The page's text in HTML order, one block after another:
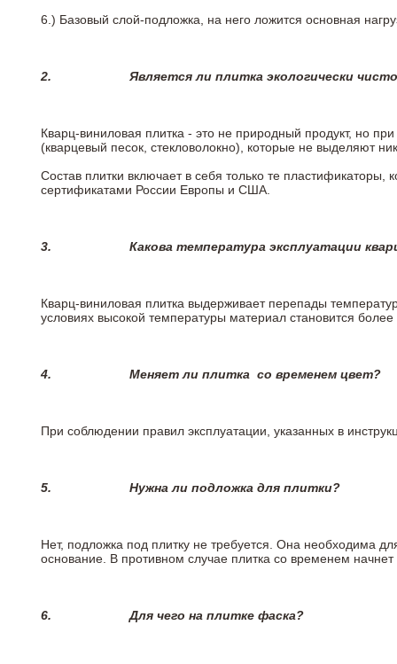
6.) Базовый слой-подложка, на него ложится основная
2. Является ли плитка экологически
Кварц-виниловая плитка - это не природный продукт, но
(кварцевый песок, стекловолокно), которые не выделяют
Состав плитки включает в себя только те
сертификатами России Европы и США.
3. Какова температура эксплуатации
Кварц-виниловая плитка выдерживает перепады
условиях высокой температуры материал становится
4. Меняет ли плитка со временем цвет?
При соблюдении правил эксплуатации, указанных в
5. Нужна ли подложка для плитки?
Нет, подложка под плитку не требуется. Она необходима
основание. В противном случае плитка со временем
6.Для чего на плитке фаска?